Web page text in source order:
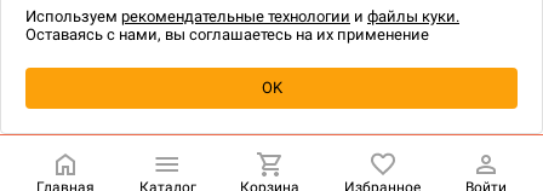
Уведомить о наличии
технологии.
Главная Каталог Корзина Избранное Войти
Используем рекомендательные технологии и файлы куки.
Оставаясь с нами, вы соглашаетесь на их применение
OK